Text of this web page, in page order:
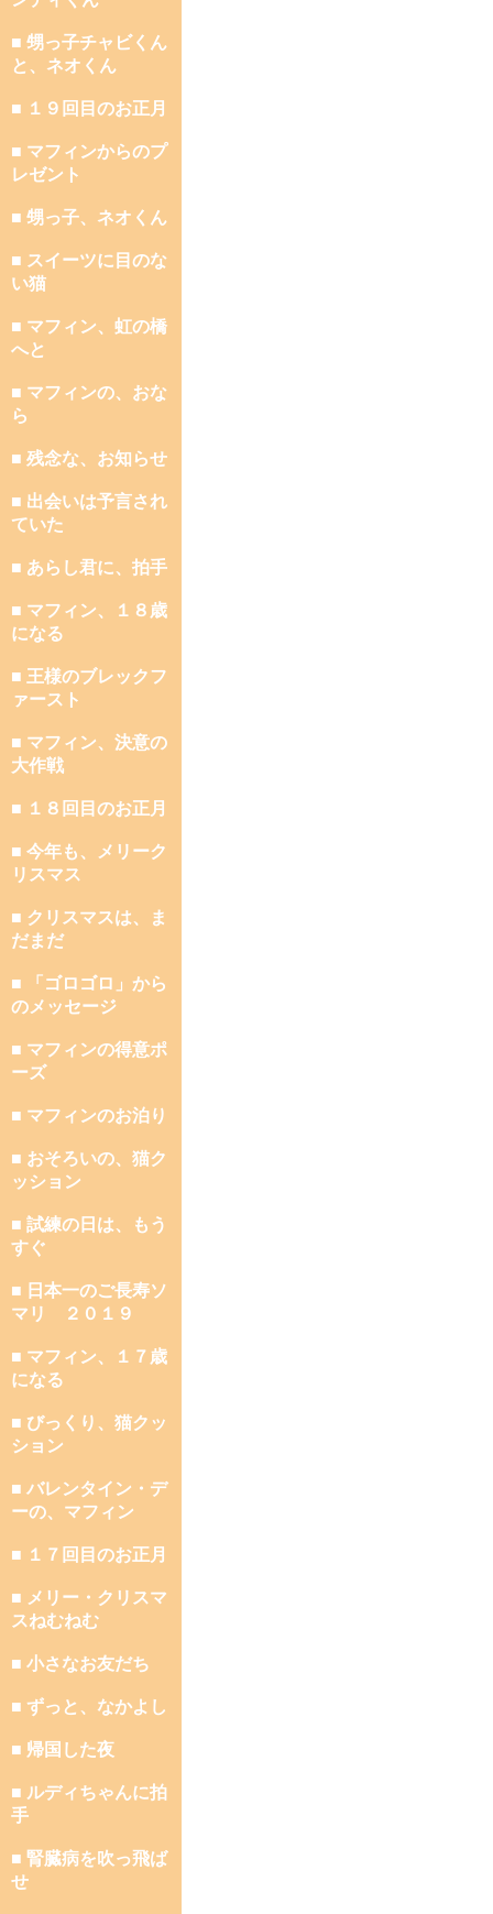
■ 甥っ子チャビくん
と、ネオくん
■ １９回目のお正月
■ マフィンからのプ
レゼント
■ 甥っ子、ネオくん
■ スイーツに目のな
い猫
■ マフィン、虹の橋
へと
■ マフィンの、おな
ら
■ 残念な、お知らせ
■ 出会いは予言され
ていた
■ あらし君に、拍手
■ マフィン、１８歳
になる
■ 王様のブレックフ
ァースト
■ マフィン、決意の
大作戦
■ １８回目のお正月
■ 今年も、メリーク
リスマス
■ クリスマスは、ま
だまだ
■ 「ゴロゴロ」から
のメッセージ
■ マフィンの得意ポ
ーズ
■ マフィンのお泊り
■ おそろいの、猫ク
ッション
■ 試練の日は、もう
すぐ
■ 日本一のご長寿ソ
マリ ２０１９
■ マフィン、１７歳
になる
■ びっくり、猫クッ
ション
■ バレンタイン・デ
ーの、マフィン
■ １７回目のお正月
■ メリー・クリスマ
スねむねむ
■ 小さなお友だち
■ ずっと、なかよし
■ 帰国した夜
■ ルディちゃんに拍
手
■ 腎臓病を吹っ飛ば
せ